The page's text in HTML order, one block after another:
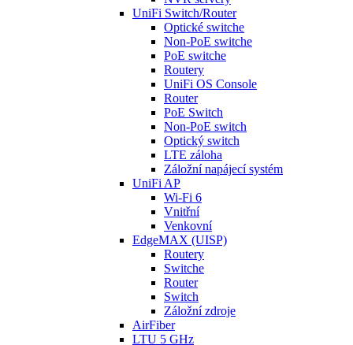
UniFi Switch/Router
Optické switche
Non-PoE switche
PoE switche
Routery
UniFi OS Console
Router
PoE Switch
Non-PoE switch
Optický switch
LTE záloha
Záložní napájecí systém
UniFi AP
Wi-Fi 6
Vnitřní
Venkovní
EdgeMAX (UISP)
Routery
Switche
Router
Switch
Záložní zdroje
AirFiber
LTU 5 GHz